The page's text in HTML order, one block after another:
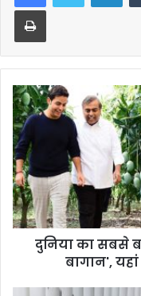
Print
दुनिया का सबसे
बागान',